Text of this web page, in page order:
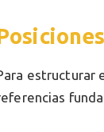
estructurar